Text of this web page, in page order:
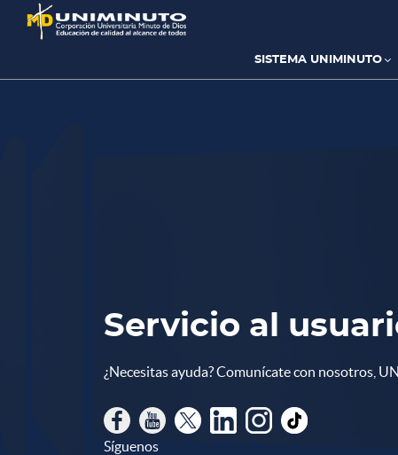
contenido
SISTEMA UNIMINUTO
Servicio al
¿Necesitas ayuda? Comunícate con nosotros,
Síguenos